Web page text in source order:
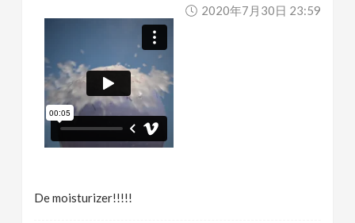
2020年7月30日 23:59
De moisturizer!!!!!